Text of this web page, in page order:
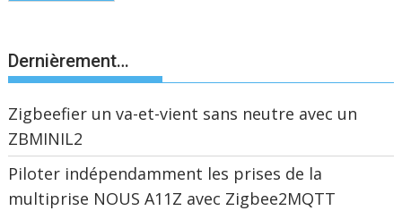
Dernièrement…
Zigbeefier un va-et-vient sans neutre avec un
ZBMINIL2
Piloter indépendamment les prises de la
multiprise NOUS A11Z avec Zigbee2MQTT